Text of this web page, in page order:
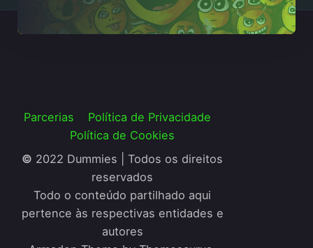
Parcerias
Política de Privacidade
Política de Cookies
© 2022 Dummies | Todos os direitos
reservados
Todo o conteúdo partilhado aqui
pertence às respectivas entidades e
autores